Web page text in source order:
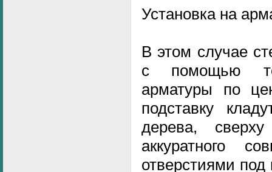
Установка на
В этом случае
с помощью
арматуры по
подставку
дерева,
аккуратного
отверстиями